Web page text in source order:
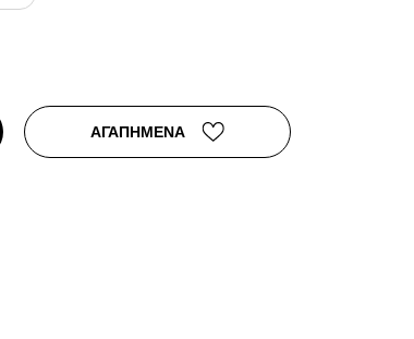
ΑΓΑΠΗΜΕΝΑ